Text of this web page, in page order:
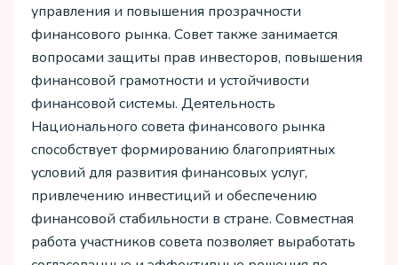
управления и повышения прозрачности
финансового рынка. Совет также занимается
вопросами защиты прав инвесторов, повышения
финансовой грамотности и устойчивости
финансовой системы. Деятельность
Национального совета финансового рынка
способствует формированию благоприятных
условий для развития финансовых услуг,
привлечению инвестиций и обеспечению
финансовой стабильности в стране. Совместная
работа участников совета позволяет выработать